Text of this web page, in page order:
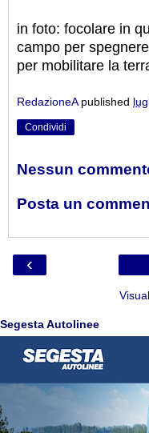
in foto: focolare in
campo per
per mobilitare la
RedazioneA published
Condividi
Nessun
Posta un
‹
Segesta Autolinee